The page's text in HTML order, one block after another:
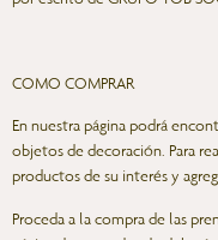
COMO COMPRAR
En nuestra página podrá
objetos de decoración. Para
productos de su interés y
Proceda a la compra de las